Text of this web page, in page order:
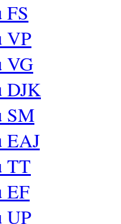
FS
VP
VG
DJK
SM
EAJ
TT
EF
UP